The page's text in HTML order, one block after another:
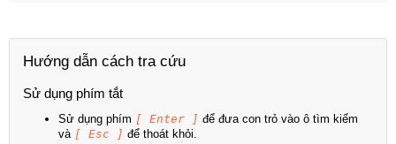
Hướng dẫn cách tra cứu
Sử dụng phím tắt
Sử dụng phím [ Enter ] để đưa con trỏ vào ô tìm kiếm
và [ Esc ] để thoát khỏi.